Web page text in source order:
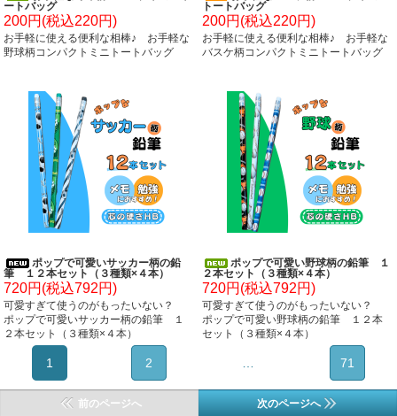
ートバッグ
200円(税込220円)
お手軽に使える便利な相棒♪ お手軽な
野球柄コンパクトミニトートバッグ
トートバッグ
200円(税込220円)
お手軽に使える便利な相棒♪ お手軽な
バスケ柄コンパクトミニトートバッグ
ポップで可愛いサッカー柄の鉛
筆 １２本セット（３種類×４本）
720円(税込792円)
可愛すぎて使うのがもったいない？
ポップで可愛いサッカー柄の鉛筆 １
２本セット（３種類×４本）
ポップで可愛い野球柄の鉛筆 １
２本セット（３種類×４本）
720円(税込792円)
可愛すぎて使うのがもったいない？
ポップで可愛い野球柄の鉛筆 １２本
セット（３種類×４本）
1 2 71
前のページへ 次のページへ